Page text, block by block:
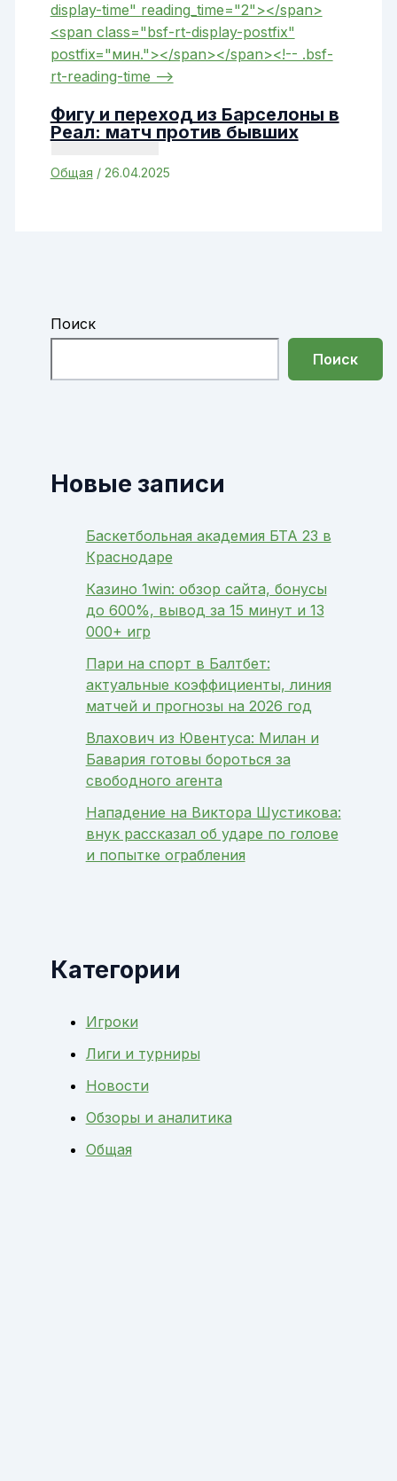
Фигу и переход из Барселоны в
Реал: матч против бывших
Общая / 26.04.2025
Поиск
Поиск
Новые записи
Баскетбольная академия БТА 23 в
Краснодаре
Казино 1win: обзор сайта, бонусы
до 600%, вывод за 15 минут и 13
000+ игр
Пари на спорт в Балтбет:
актуальные коэффициенты, линия
матчей и прогнозы на 2026 год
Влахович из Ювентуса: Милан и
Бавария готовы бороться за
свободного агента
Нападение на Виктора Шустикова:
внук рассказал об ударе по голове
и попытке ограбления
Категории
Игроки
Лиги и турниры
Новости
Обзоры и аналитика
Общая